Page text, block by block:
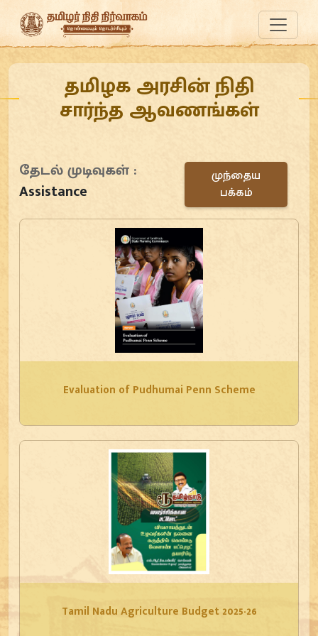
தமிழக அரசின் நிதி
சார்ந்த ஆவணங்கள்
தேடல் முடிவுகள் :
Assistance
முந்தைய
பக்கம்
Evaluation of Pudhumai Penn Scheme
Tamil Nadu Agriculture Budget 2025-26